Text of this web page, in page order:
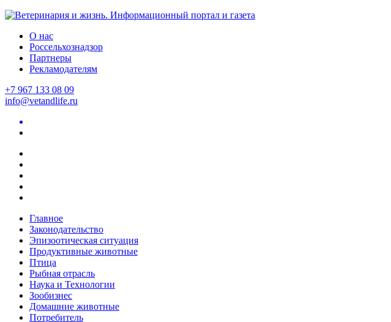
О нас
Россельхознадзор
Партнеры
Рекламодателям
+7 967 133 08 09
info@vetandlife.ru
Главное
Законодательство
Эпизоотическая ситуация
Продуктивные животные
Птица
Рыбная отрасль
Наука и Технологии
Зообизнес
Домашние животные
Потребитель